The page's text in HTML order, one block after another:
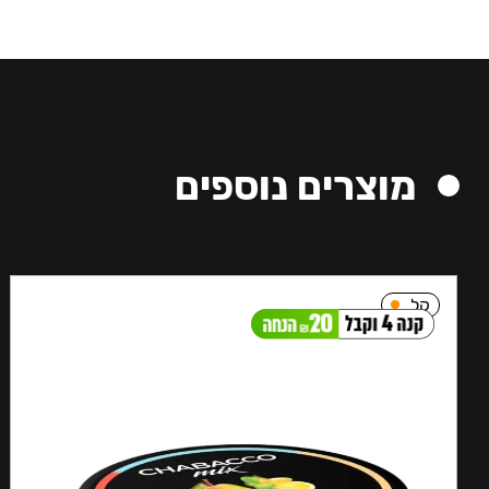
מוצרים נוספים
קל